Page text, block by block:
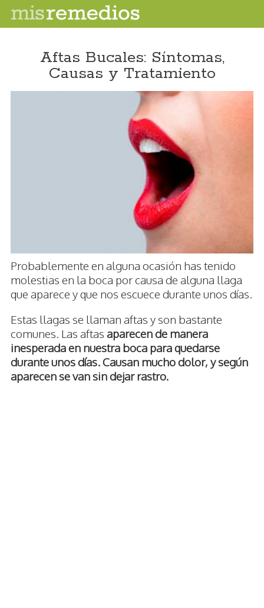
Aftas Bucales: Síntomas,
Causas y Tratamiento
Probablemente en alguna ocasión has tenido
molestias en la boca por causa de alguna llaga
que aparece y que nos escuece durante unos días.
Estas llagas se llaman aftas y son bastante
comunes. Las aftas aparecen de manera
inesperada en nuestra boca para quedarse
durante unos días. Causan mucho dolor, y según
aparecen se van sin dejar rastro.